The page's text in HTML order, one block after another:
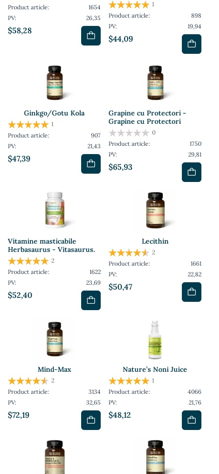
$58,28
Product article:
1654
PV:
26,35
$44,09
1
Product article:
898
PV:
19,94
Ginkgo/Gotu Kola
$47,39
1
Product article:
907
PV:
21,43
Grapine cu Protectori -
Grapine cu Protectori
$65,93
0
Product article:
1750
PV:
29,81
Vitamine masticabile
Herbasaurus - Vitasaurus.
$52,40
2
Product article:
1622
PV:
23,69
Lecithin
$50,47
2
Product article:
1661
PV:
22,82
Mind-Max
$72,19
2
Product article:
3134
PV:
32,65
Nature’s Noni Juice
$48,12
1
Product article:
4066
PV:
21,76